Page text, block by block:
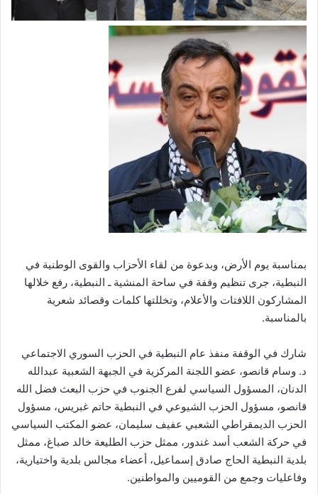
بمناسبة يوم الأرض، وبدعوة من لقاء الأحزاب والقوى الوطنية في
النبطية، جرى تنظيم وقفة في ساحة المنشية ـ النبطية، رفع خلالها
المشاركون اللافتات والأعلام، وتخللتها كلمات وقصائد شعرية
بالمناسبة.
شارك في الوقفة منفذ عام النبطية في الحزب السوري الاجتماعي
د. وسام قانصو، عضو اللجنة المركزية في الجبهة الشعبية عبدالله
الدنان، المسؤول السياسي لفرع الجنوب في حزب البعث فضل الله
قانصو، مسؤول الحزب الشيوعي في النبطية حاتم غبريس، مسؤول
الحزب الديمقراطي الشعبي عفيف سليمان، عضو المكتب السياسي
في حركة الشعب أسد غندور، ممثل حزب الطليعة خالد صباغ، ممثل
بلدية النبطية الحاج صادق إسماعيل، أعضاء مجالس بلدية واختيارية،
وفاعليات وجمع من القوميين والمواطنين.